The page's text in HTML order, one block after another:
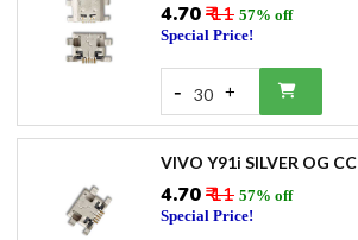
₹4.70₹ 11 57% off
Special Price!
- 30 +
VIVO Y91i SILVER OG CC
₹4.70₹ 11 57% off
Special Price!